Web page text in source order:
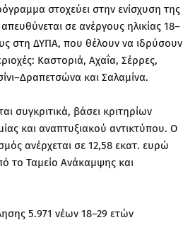
στοχεύει στην ενίσχυση της
σε ανέργους ηλικίας 18–
στη ΔΥΠΑ, που θέλουν να ιδρύσουν
Καστοριά, Αχαΐα, Σέρρες,
και Σαλαμίνα.
συγκριτικά, βάσει κριτηρίων
και αναπτυξιακού αντικτύπου. Ο
ανέρχεται σε 12,58 εκατ. ευρώ
το Ταμείο Ανάκαμψης και
5.971 νέων 18–29 ετών